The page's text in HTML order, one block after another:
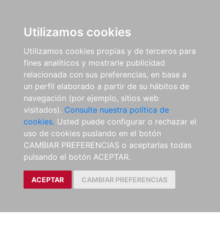
Utilizamos cookies
Utilizamos cookies propias y de terceros para
fines analíticos y mostrarle publicidad
relacionada con sus preferencias, en base a
un perfil elaborado a partir de su hábitos de
navegación (por ejemplo, sitios web
visitados). Consulte nuestra política de
cookies. Usted puede configurar o rechazar el
uso de cookies puslando en el botón
CAMBIAR PREFERENCIAS o aceptarlas todas
pulsando el botón ACEPTAR.
ACEPTAR CAMBIAR PREFERENCIAS